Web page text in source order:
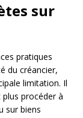
sur
pratiques
du créancier,
limitation. Il
procéder à
sur biens